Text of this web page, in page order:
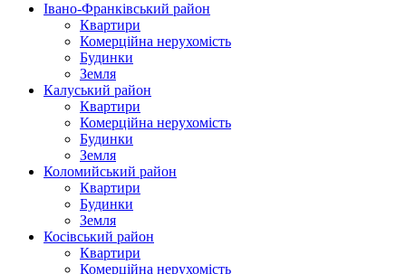
Івано-Франківський район
Квартири
Комерційна нерухомість
Будинки
Земля
Калуський район
Квартири
Комерційна нерухомість
Будинки
Земля
Коломийський район
Квартири
Будинки
Земля
Косівський район
Квартири
Комерційна нерухомість